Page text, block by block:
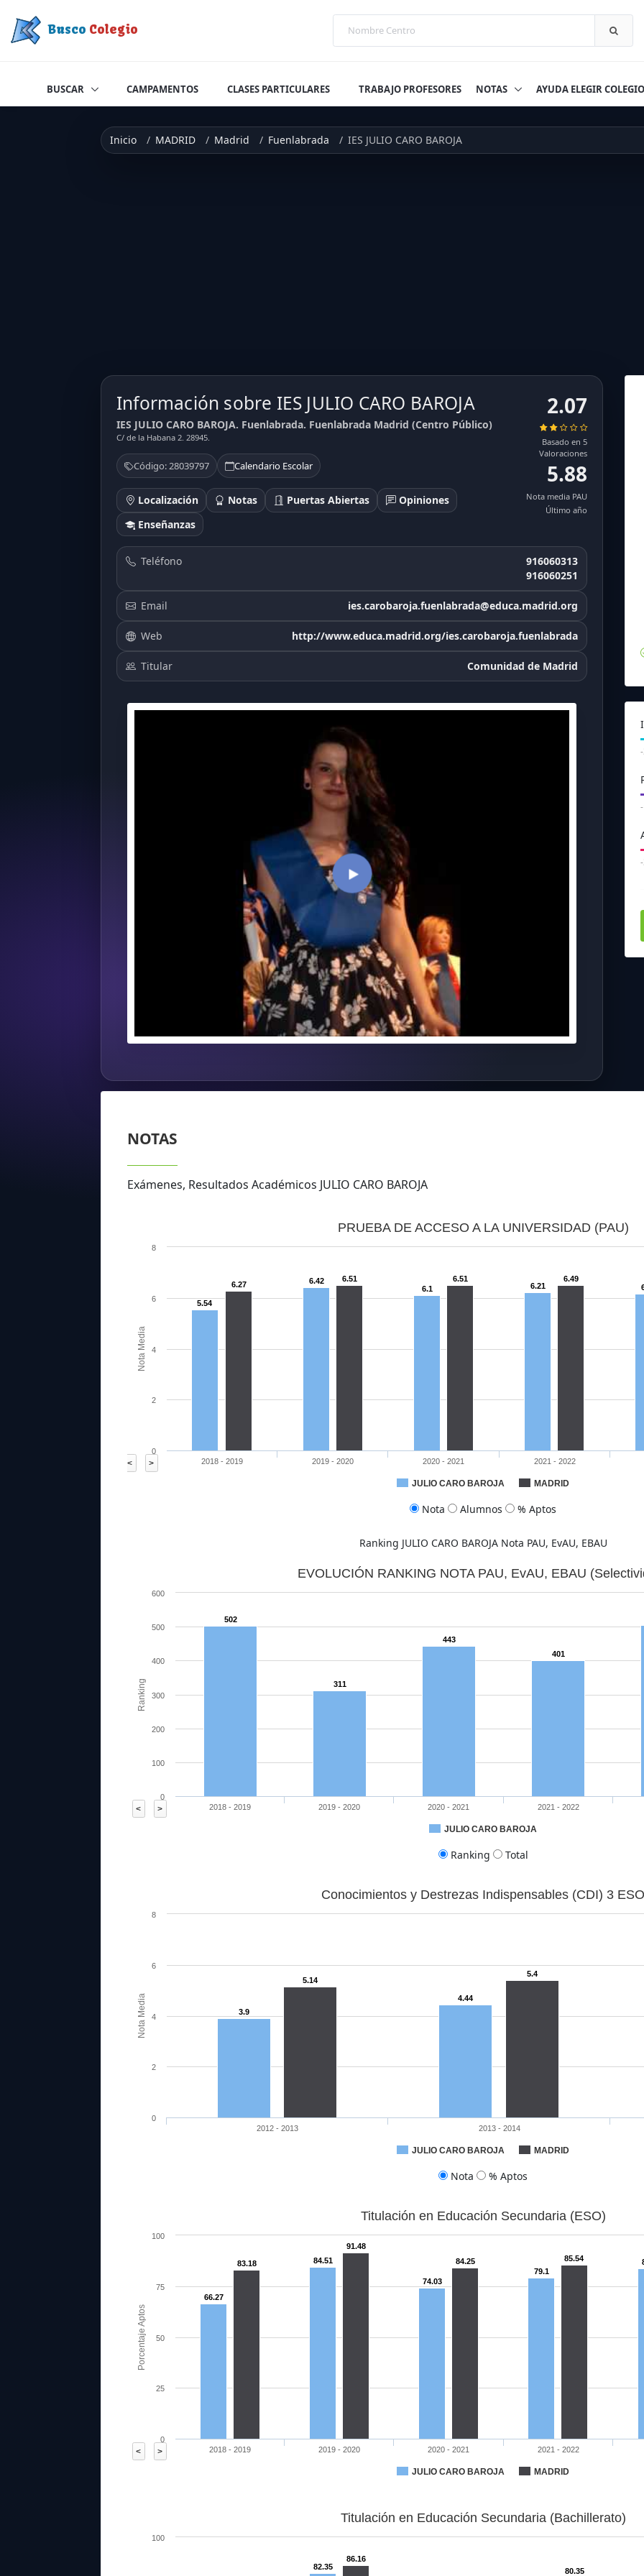
Busco Colegio
BUSCAR CAMPAMENTOS CLASES PARTICULARES TRABAJO PROFESORES NOTAS AYUDA ELEGIR COLEGIO
Inicio MADRID Madrid Fuenlabrada IES JULIO CARO BAROJA
Información sobre IES JULIO CARO BAROJA
IES JULIO CARO BAROJA. Fuenlabrada. Fuenlabrada Madrid (Centro Público)
C/ de la Habana 2. 28945.
Código: 28039797 Calendario Escolar
Localización Notas Puertas Abiertas
Opiniones
Enseñanzas
2.07
Basado en 5
Valoraciones
5.88
Nota media PAU
Último año
Teléfono
916060313
916060251
Email ies.carobaroja.fuenlabrada@educa.madrid.org
Web http://www.educa.madrid.org/ies.carobaroja.fuenlabrada
Titular Comunidad de Madrid
NOTAS
Exámenes, Resultados Académicos JULIO CARO BAROJA
< >
Nota Media
PRUEBA DE ACCESO A LA UNIVERSIDAD (PAU)
5.54
6.42
6.1
6.21
6.14
6.27
6.51 6.51 6.49
JULIO CARO BAROJA MADRID
2018 - 2019 2019 - 2020 2020 - 2021 2021 - 2022
0
2
4
6
8
Nota Alumnos % Aptos
Ranking JULIO CARO BAROJA Nota PAU, EvAU, EBAU
< >
Ranking
EVOLUCIÓN RANKING NOTA PAU, EvAU, EBAU
315 346 303
502
311
443
401
JULIO CARO BAROJA
2018 - 2019 2019 - 2020 2020 - 2021 2021 - 2022
0
100
200
300
400
500
600
Ranking Total
Nota Media
Conocimientos y Destrezas Indispensables (CDI) 3 ESO
3.9
4.44
5.14
5.4
JULIO CARO BAROJA MADRID
2012 - 2013 2013 - 2014
0
2
4
6
8
Nota % Aptos
< >
Porcentaje Aptos
Titulación en Educación Secundaria (ESO)
66.27
84.51
74.03
79.1
83.18
91.48
84.25
85.54
JULIO CARO BAROJA MADRID
2018 - 2019 2019 - 2020 2020 - 2021 2021 - 2022
0
25
50
75
100
Titulación en Educación Secundaria (Bachillerato)
61.76
82.35
80.16
86.16
80.35
100